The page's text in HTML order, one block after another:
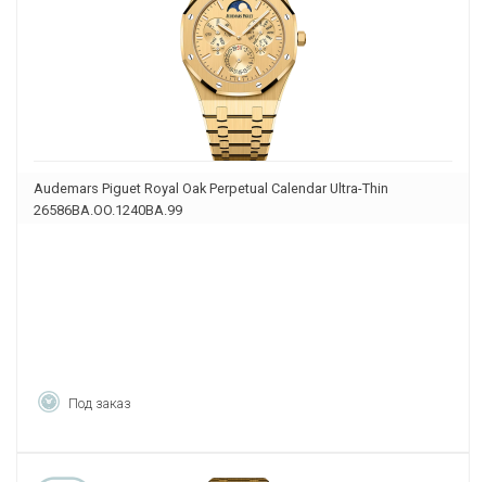
Audemars Piguet Royal Oak Perpetual Calendar Ultra-Thin
26586BA.OO.1240BA.99
Под заказ